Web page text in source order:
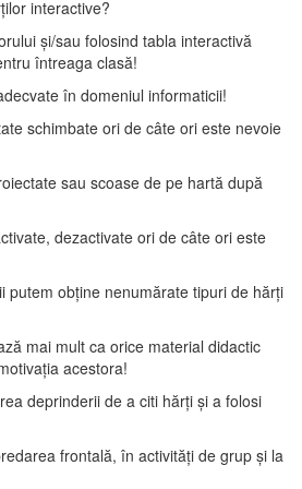
interactive?
și/sau folosind tabla interactivă
întreaga clasă!
în domeniul informaticii!
schimbate ori de câte ori este nevoie
sau scoase de pe hartă după
dezactivate ori de câte ori este
putem obține nenumărate tipuri de hărți
mai mult ca orice material didactic
acestora!
deprinderii de a citi hărți și a folosi
frontală, în activități de grup și la